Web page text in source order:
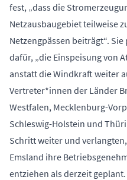
fest, „dass die
Netzausbaugebiet teilweise
Netzengpässen beiträgt“.
dafür, „die Einspeisung von
anstatt die Windkraft weiter
Vertreter*innen der Länder
Westfalen, Mecklenburg-
Schleswig-Holstein und
Schritt weiter und
Emsland ihre
entziehen als derzeit